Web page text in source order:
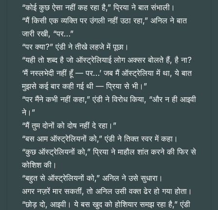
“कोई कुछ ऐसा नहीं कह रहा है,” प्रिया ने बात संभाली।
“मैं किसी एक व्यक्ति पर उंगली नहीं उठा रहा,” अनिल ने बात
जारी रखी, “पर…”
“पर क्या?” एंडी ने तीखे लहजे में पूछा।
“यही तो शब्द है जो ऑस्ट्रेलियाई लोग अक्सर बोलते हैं, है ना?
‘मैं नस्लभेदी नहीं हूँ — पर…’ जब मैं ऑस्ट्रेलिया में था, ये बात
मुझसे कई बार कही गई थी — प्रिया से भी।”
“पर मैंने कभी नहीं कहा,” एंडी ने विरोध किया, “और न ही आइवी
ने।”
“मैं तुम दोनों को दोष नहीं दे रहा।”
“बस आम ऑस्ट्रेलियनों को,” एंडी ने तिक्त स्वर में कहा।
“कुछ ऑस्ट्रेलियनों को,” प्रिया ने माहौल शांत करने की फिर से
कोशिश की।
“बहुत से ऑस्ट्रेलियनों को,” अनिल ने उसे सुधारा।
अगर नज़रें मार सकतीं, तो अनिल उसी वक्त ढेर हो गया होता।
“छोड़ दो, आइवी। ये बस खुद को होशियार समझ रहा है,” एंडी